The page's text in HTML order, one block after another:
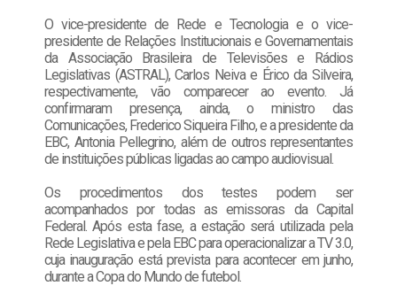
O vice-presidente de Rede e Tecnologia e o vice-
presidente de Relações Institucionais e Governamentais
da Associação Brasileira de Televisões e Rádios
Legislativas (ASTRAL), Carlos Neiva e Érico da Silveira,
respectivamente, vão comparecer ao evento. Já
confirmaram presença, ainda, o ministro das
Comunicações, Frederico Siqueira Filho, e a presidente da
EBC, Antonia Pellegrino, além de outros representantes
de instituições públicas ligadas ao campo audiovisual.
Os procedimentos dos testes podem ser
acompanhados por todas as emissoras da Capital
Federal. Após esta fase, a estação será utilizada pela
Rede Legislativa e pela EBC para operacionalizar a TV 3.0,
cuja inauguração está prevista para acontecer em junho,
durante a Copa do Mundo de futebol.